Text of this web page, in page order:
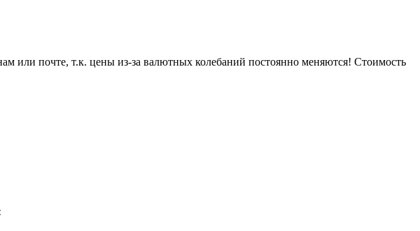
или почте, т.к. цены из-за валютных колебаний постоянно меняются! Стоимость